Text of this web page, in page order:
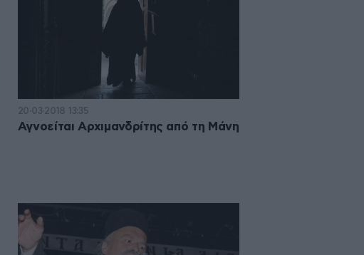
20·03·2018 13:35
Αγνοείται Αρχιμανδρίτης από τη Μάνη